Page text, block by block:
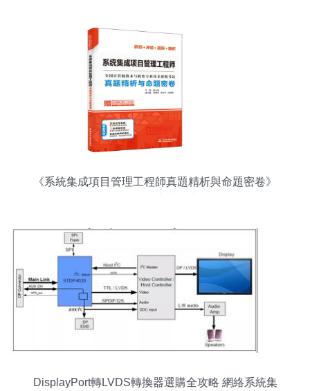
《系統集成項目管理工程師真題精析與命題密卷》
DisplayPort轉LVDS轉換器選購全攻略 網絡系統集